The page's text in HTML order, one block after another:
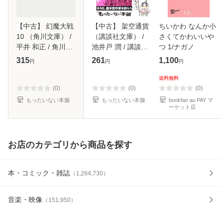
【中古】 幻魔大戦
10 （角川文庫） /
平井 和正 / 角川書
店 [ペーパーバッ
315円
(0)
もったいない本舗
【中古】 架空通貨
（講談社文庫） /
池井戸 潤 / 講談社
[文庫]【メール便送
261円
(0)
もったいない本舗
ちいかわ なんか小
さくてかわいいや
つ 1/ナガノ
1,100円
送料無料
(0)
bookfan au PAY マ
ーケット店
お店のカテゴリから商品を探す
本・コミック・雑誌 （ 1,264,730）
音楽・映像 （ 151,950）